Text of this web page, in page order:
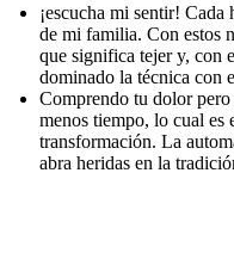
¡escucha mi sentir!
de mi familia. Con estos
que significa tejer y, con
dominado la técnica con
Comprendo tu dolor pero
menos tiempo, lo cual es
transformación. La
abra heridas en la